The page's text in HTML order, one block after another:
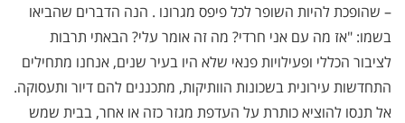
– שהופכת להיות השופר לכל פיפס מגרונו . הנה הדברים שהביאו
בשמו: "אז מה עם אני חרדי? מה זה אומר עלי? הבאתי תרבות
לציבור הכללי ופעילויות פנאי שלא היו בעיר שנים, אנחנו מתחילים
התחדשות עירונית בשכונות הוותיקות, מתכננים להם דיור ותעסוקה.
אל תנסו להוציא כותרת על העדפת מגזר כזה או אחר, בבית שמש